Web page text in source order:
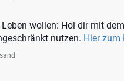
wollen: Hol dir mit
nutzen. Hier zum